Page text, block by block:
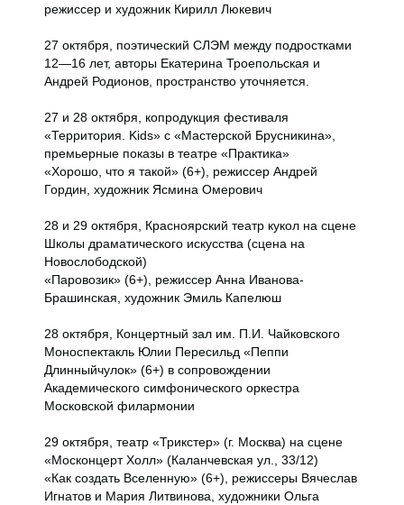
режиссер и художник Кирилл Люкевич
27 октября, поэтический СЛЭМ между подростками
12—16 лет, авторы Екатерина Троепольская и
Андрей Родионов, пространство уточняется.
27 и 28 октября, копродукция фестиваля
«Территория. Kids» с «Мастерской Брусникина»,
премьерные показы в театре «Практика»
«Хорошо, что я такой» (6+), режиссер Андрей
Гордин, художник Ясмина Омерович
28 и 29 октября, Красноярский театр кукол на сцене
Школы драматического искусства (сцена на
Новослободской)
«Паровозик» (6+), режиссер Анна Иванова-
Брашинская, художник Эмиль Капелюш
28 октября, Концертный зал им. П.И. Чайковского
Моноспектакль Юлии Пересильд «Пеппи
Длинныйчулок» (6+) в сопровождении
Академического симфонического оркестра
Московской филармонии
29 октября, театр «Трикстер» (г. Москва) на сцене
«Москонцерт Холл» (Каланчевская ул., 33/12)
«Как создать Вселенную» (6+), режиссеры Вячеслав
Игнатов и Мария Литвинова, художники Ольга